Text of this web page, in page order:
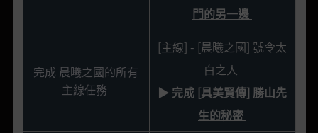
門的另一邊
完成 晨曦之國的所有
主線任務
[主線] - [晨曦之國] 號令太
白之人
▶ 完成 [具美賢傳] 勝山先
生的秘密